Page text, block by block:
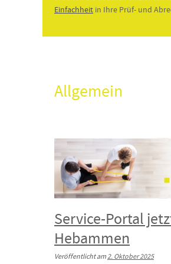
Einfachheit in Ihre Prüf- und
Allgemein
Service-Portal
Hebammen
Veröffentlicht am2. Oktober 2025